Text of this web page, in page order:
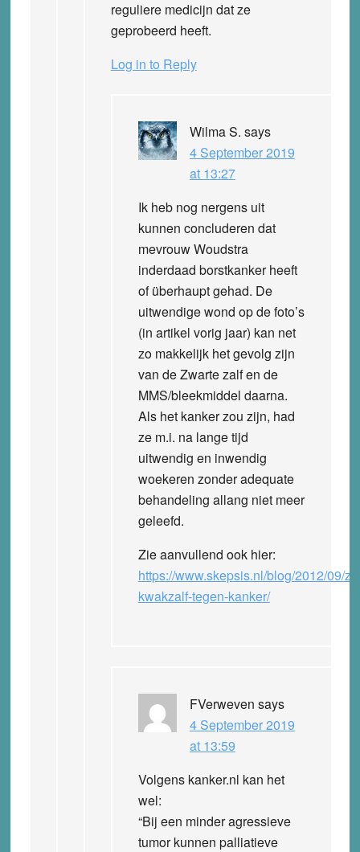
reguliere medicijn dat ze
geprobeerd heeft.
Log in to Reply
Wilma S. says
4 September 2019
at 13:27
Ik heb nog nergens uit
kunnen concluderen dat
mevrouw Woudstra
inderdaad borstkanker heeft
of überhaupt gehad. De
uitwendige wond op de foto’s
(in artikel vorig jaar) kan net
zo makkelijk het gevolg zijn
van de Zwarte zalf en de
MMS/bleekmiddel daarna.
Als het kanker zou zijn, had
ze m.i. na lange tijd
uitwendig en inwendig
woekeren zonder adequate
behandeling allang niet meer
geleefd.
Zie aanvullend ook hier:
https://www.skepsis.nl/blog/2012/09/
kwakzalf-tegen-kanker/
FVerweven says
4 September 2019
at 13:59
Volgens kanker.nl kan het
wel:
“Bij een minder agressieve
tumor kunnen palliatieve